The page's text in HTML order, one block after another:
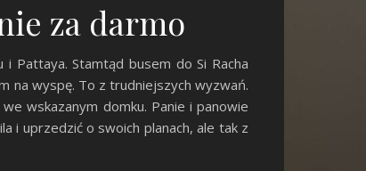
za darmo
Pattaya. Stamtąd busem do Si Racha
na wyspę. To z trudniejszych wyzwań.
wskazanym domku. Panie i panowie
i uprzedzić o swoich planach, ale tak z